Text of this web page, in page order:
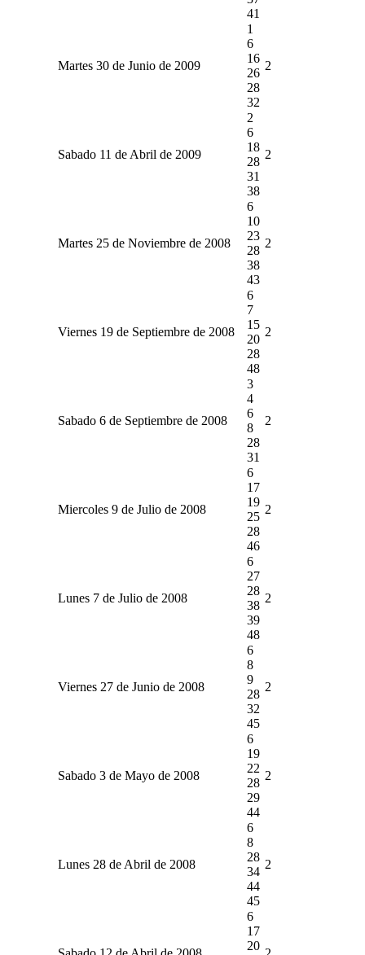
41
Martes 30 de Junio de 2009
1
6
16
26
28
32
2
Sabado 11 de Abril de 2009
2
6
18
28
31
38
2
Martes 25 de Noviembre de 2008
6
10
23
28
38
43
2
Viernes 19 de Septiembre de 2008
6
7
15
20
28
48
2
Sabado 6 de Septiembre de 2008
3
4
6
8
28
31
2
Miercoles 9 de Julio de 2008
6
17
19
25
28
46
2
Lunes 7 de Julio de 2008
6
27
28
38
39
48
2
Viernes 27 de Junio de 2008
6
8
9
28
32
45
2
Sabado 3 de Mayo de 2008
6
19
22
28
29
44
2
Lunes 28 de Abril de 2008
6
8
28
34
44
45
2
6
17
20